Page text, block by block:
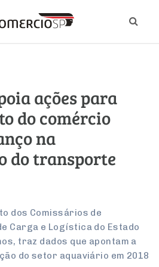
do Trabalho
ações para
do comércio
na
do transporte
dos Comissários de
Carga e Logística do Estado
traz dados que apontam a
do setor aquaviário em 2018